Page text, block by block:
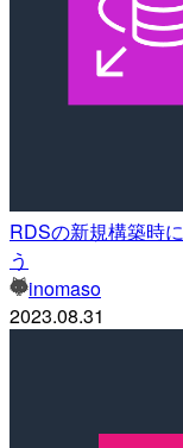
RDSの新規構築時
う
inomaso
2023.08.31